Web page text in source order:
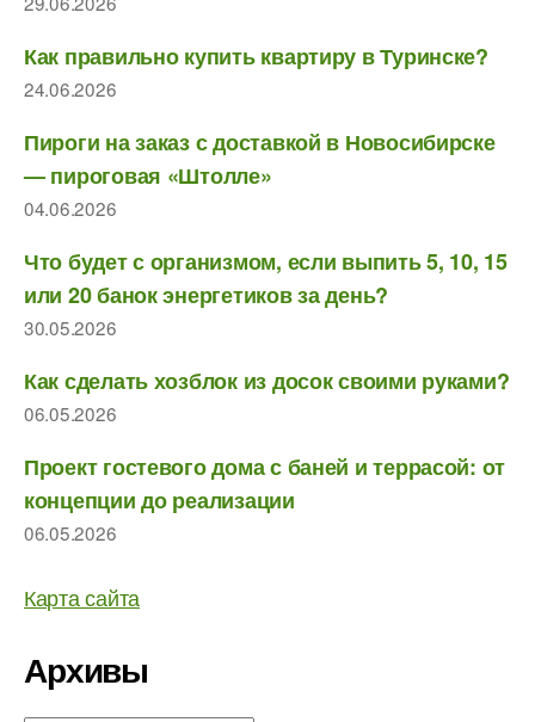
Как правильно купить квартиру в Туринске?
24.06.2026
Пироги на заказ с доставкой в Новосибирске
— пироговая «Штолле»
04.06.2026
Что будет с организмом, если выпить 5, 10, 15
или 20 банок энергетиков за день?
30.05.2026
Как сделать хозблок из досок своими руками?
06.05.2026
Проект гостевого дома с баней и террасой: от
концепции до реализации
06.05.2026
Карта сайта
Архивы